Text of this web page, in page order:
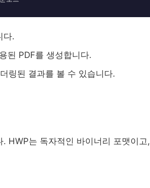
다.
된 PDF를 생성합니다.
링된 결과를 볼 수 있습니다.
HWP는 독자적인 바이너리 포맷이고,